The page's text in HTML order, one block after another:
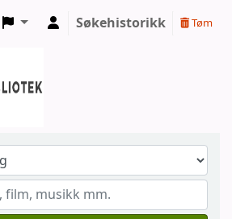
Søkehistorikk Tøm